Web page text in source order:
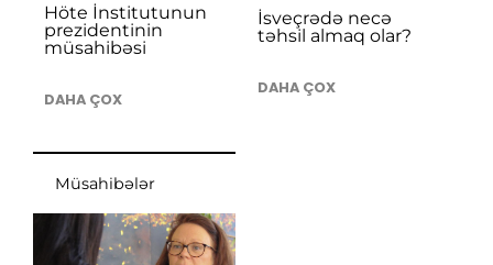
Höte İnstitutunun
prezidentinin
müsahibəsi
DAHA ÇOX
İsveçrədə necə
təhsil almaq olar?
DAHA ÇOX
Müsahibələr